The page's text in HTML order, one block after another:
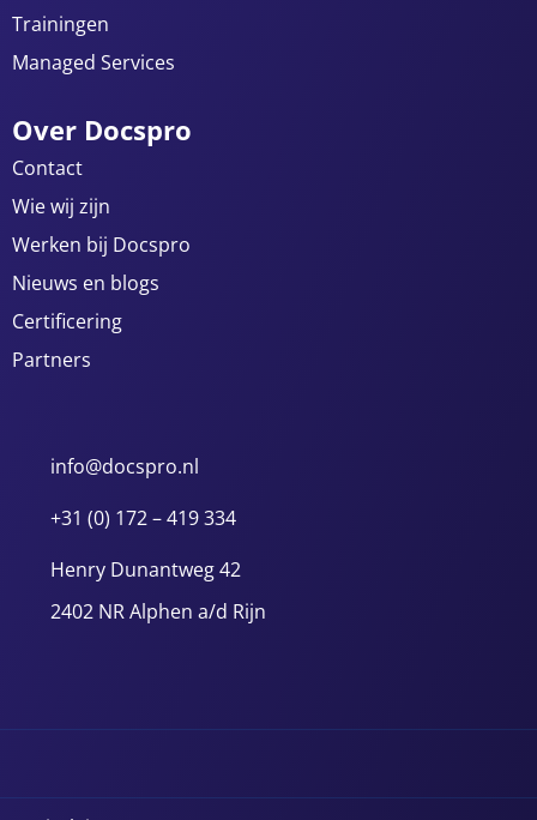
Trainingen
Managed Services
Over Docspro
Contact
Wie wij zijn
Werken bij Docspro
Nieuws en blogs
Certificering
Partners
info@docspro.nl
+31 (0) 172 – 419 334
Henry Dunantweg 42
2402 NR Alphen a/d Rijn